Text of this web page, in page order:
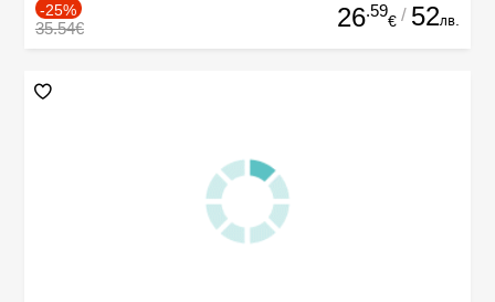
-25%
35.54€ 26.59
€ / 52лв.